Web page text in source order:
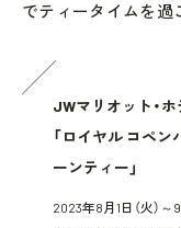
でティータイムを過
JWマリオット・
「ロイヤル コペ
ーンティー」
2023年8月1日（火）～9